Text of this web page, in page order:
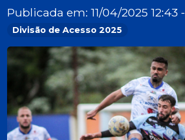
Publicada em: 11/04/2025 12:43 -
Divisão de Acesso 2025